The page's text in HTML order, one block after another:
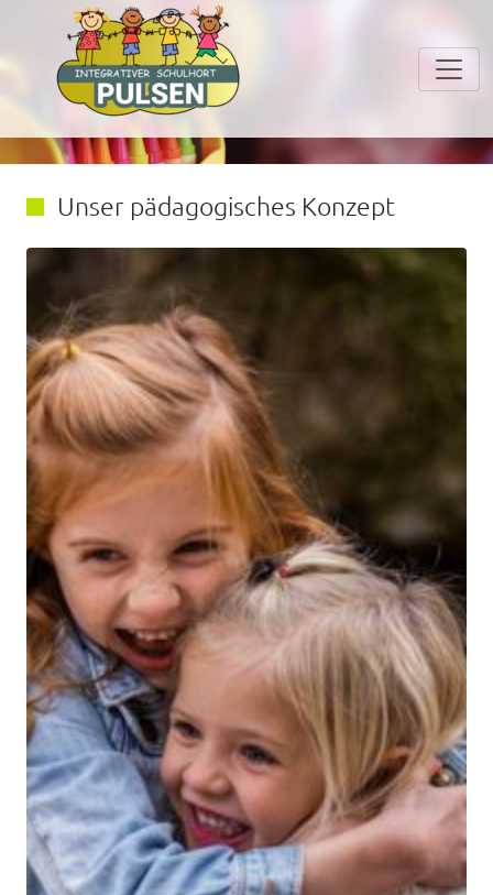
Unser Konzept. Individuell wie Ihr Kind.
Unser pädagogisches Konzept